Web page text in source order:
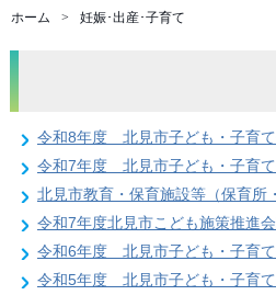
ホーム 妊娠･出産･子育て
令和8年度 北見市子ども・子育
令和7年度 北見市子ども・子育て会
北見市教育・保育施設等（保育所・認
令和7年度北見市こども施策推進
令和6年度 北見市子ども・子育て会
令和5年度 北見市子ども・子育て会